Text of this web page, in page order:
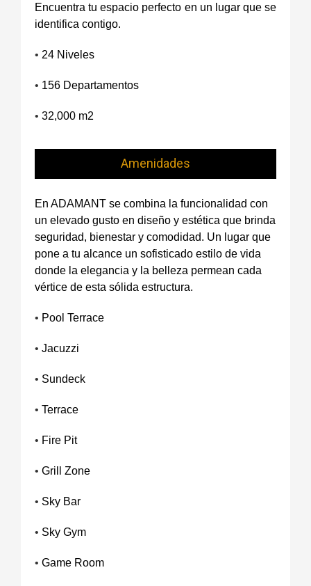
Encuentra tu espacio perfecto en un lugar que se
identifica contigo.
• 24 Niveles
• 156 Departamentos
• 32,000 m2
Amenidades
En ADAMANT se combina la funcionalidad con
un elevado gusto en diseño y estética que brinda
seguridad, bienestar y comodidad. Un lugar que
pone a tu alcance un sofisticado estilo de vida
donde la elegancia y la belleza permean cada
vértice de esta sólida estructura.
• Pool Terrace
• Jacuzzi
• Sundeck
• Terrace
• Fire Pit
• Grill Zone
• Sky Bar
• Sky Gym
• Game Room